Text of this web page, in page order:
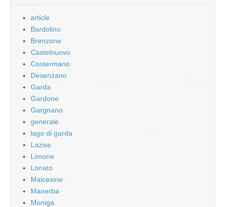
article
Bardolino
Brenzone
Castelnuovo
Costermano
Desenzano
Garda
Gardone
Gargnano
generale
lago di garda
Lazise
Limone
Lonato
Malcesine
Manerba
Moniga